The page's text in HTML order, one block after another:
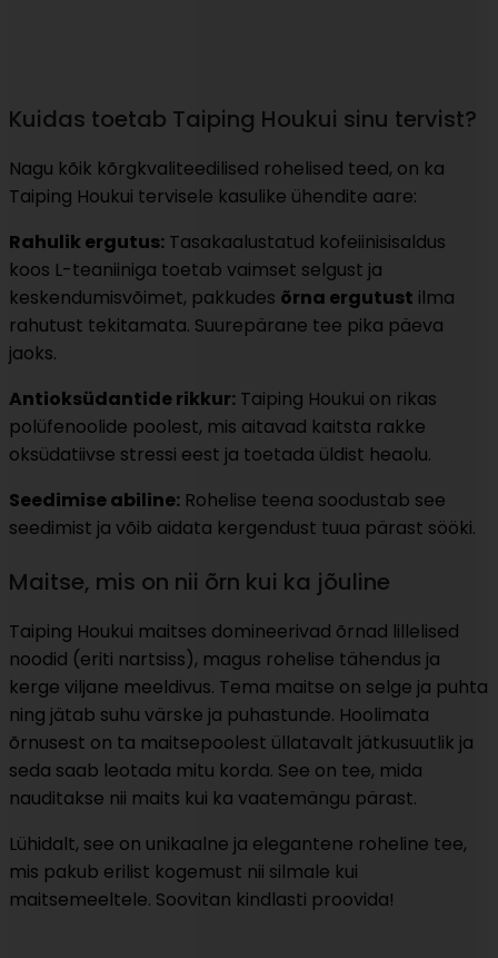
Kuidas toetab Taiping Houkui sinu tervist?
Nagu kõik kõrgkvaliteedilised rohelised teed, on ka
Taiping Houkui tervisele kasulike ühendite aare:
Rahulik ergutus: Tasakaalustatud kofeiinisisaldus
koos L-teaniiniga toetab vaimset selgust ja
keskendumisvõimet, pakkudes õrna ergutust ilma
rahutust tekitamata. Suurepärane tee pika päeva
jaoks.
Antioksüdantide rikkur: Taiping Houkui on rikas
polüfenoolide poolest, mis aitavad kaitsta rakke
oksüdatiivse stressi eest ja toetada üldist heaolu.
Seedimise abiline: Rohelise teena soodustab see
seedimist ja võib aidata kergendust tuua pärast sööki.
Maitse, mis on nii õrn kui ka jõuline
Taiping Houkui maitses domineerivad õrnad lillelised
noodid (eriti nartsiss), magus rohelise tähendus ja
kerge viljane meeldivus. Tema maitse on selge ja puhta
ning jätab suhu värske ja puhastunde. Hoolimata
õrnusest on ta maitsepoolest üllatavalt jätkusuutlik ja
seda saab leotada mitu korda. See on tee, mida
nauditakse nii maits kui ka vaatemängu pärast.
Lühidalt, see on unikaalne ja elegantene roheline tee,
mis pakub erilist kogemust nii silmale kui
maitsemeeltele. Soovitan kindlasti proovida!